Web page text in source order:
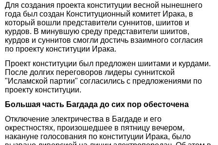
Для создания проекта конституции весной нынешнего
года был создан Конституционный комитет Ирака, в
который вошли представители суннитов, шиитов и
курдов. В минувшую среду представители шиитов,
курдов и суннитов смогли достичь взаимного согласия
по проекту конституции Ирака.
Проект конституции был предложен шиитами и курдами.
После долгих переговоров лидеры суннитской
"Исламской партии" согласились с предложениями по
проекту конституции.
Большая часть Багдада до сих пор обесточена
Отключение электричества в Багдаде и его
окрестностях, произошедшее в пятницу вечером,
накануне голосования по конституции Ирака, было